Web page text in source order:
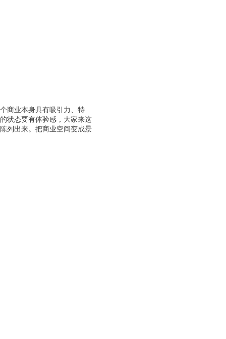
商业本身具有吸引力、特
状态要有体验感，大家来这
列出来。把商业空间变成景